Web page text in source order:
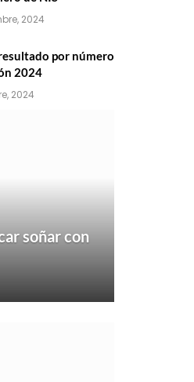
2024
por número
2024
2024
soñar con